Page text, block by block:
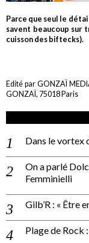
Parce que seul le
savent beaucoup sur
cuisson des biftecks).
Edité par GONZAÏ
GONZAÏ, 75018 Paris
Dans le vortex
On a parlé
Femminielli
Gilb’R : « Être
Plage de Rock